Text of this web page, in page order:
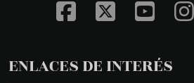
ENLACES DE INTERÉS